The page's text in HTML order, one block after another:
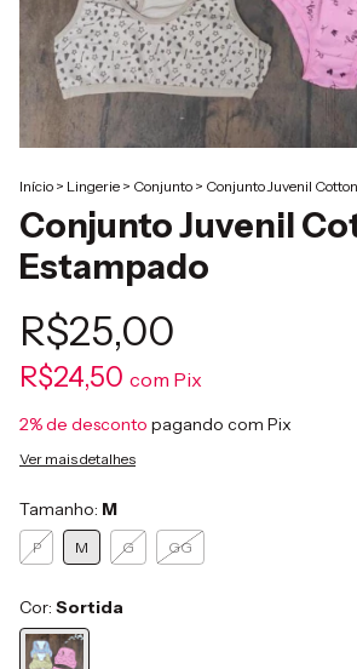
Início > Lingerie > Conjunto > Conjunto Juvenil
Conjunto Juvenil
Estampado
R$25,00
R$24,50 com Pix
2% de desconto pagando com Pix
Ver mais detalhes
Tamanho: M
P M G GG
Cor: Sortida